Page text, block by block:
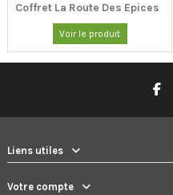
Coffret La Route Des Epices
Voir le produit
Liens utiles
Votre compte